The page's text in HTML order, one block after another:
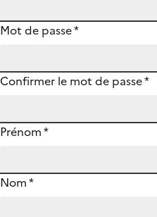
Mot de passe*
Confirmer le mot de passe*
Prénom*
Nom*